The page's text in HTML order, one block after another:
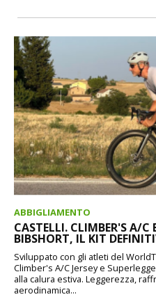
ABBIGLIAMENTO
CASTELLI. CLIMBER'S A/C
BIBSHORT, IL KIT
Sviluppato con gli atleti del
Climber's A/C Jersey e
alla calura estiva. Leggerezza,
aerodinamica...